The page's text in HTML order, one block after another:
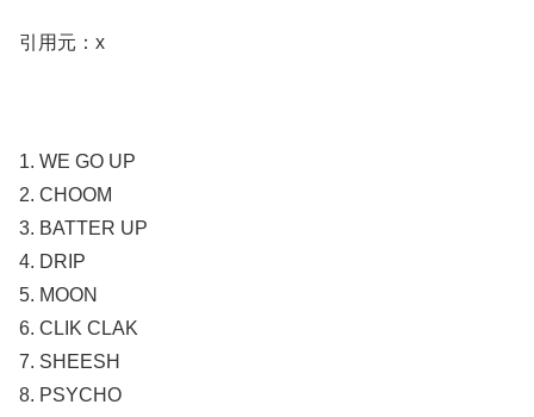
引用元：x
1. WE GO UP
2. CHOOM
3. BATTER UP
4. DRIP
5. MOON
6. CLIK CLAK
7. SHEESH
8. PSYCHO